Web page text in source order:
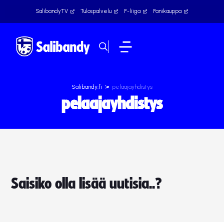
SalibandyTV Tulospalvelu F-liiga Fanikauppa
Salibandy.fi > pelaajayhdistys
pelaajayhdistys
Saisiko olla lisää uutisia..?